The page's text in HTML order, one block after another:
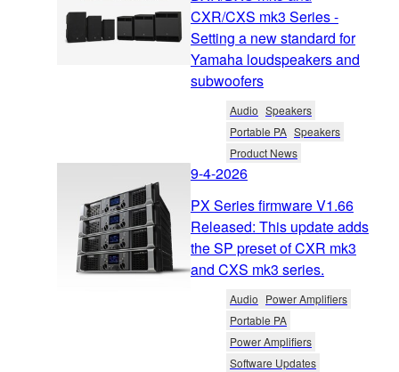
CXR/CXS mk3 Series -
Setting a new standard for
Yamaha loudspeakers and
subwoofers
Audio Speakers
Portable PA Speakers
Product News
9-4-2026
PX Series firmware V1.66
Released: This update adds
the SP preset of CXR mk3
and CXS mk3 series.
Audio Power Amplifiers
Portable PA
Power Amplifiers
Software Updates